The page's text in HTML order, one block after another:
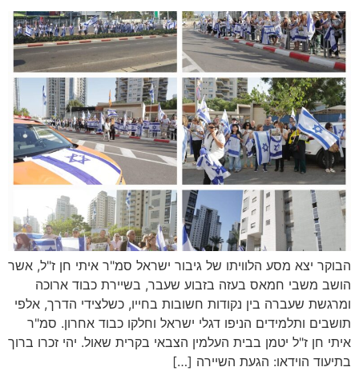
הבוקר יצא מסע הלוויתו של גיבור ישראל סמ"ר איתי חן ז"ל, אשר
הושב משבי חמאס בעזה בזבוע שעבר, בשיירת כבוד ארוכה
ומרגשת שעברה בין נקודות חשובות בחייו, כשלצידי הדרך, אלפי
תושבים ותלמידים הניפו דגלי ישראל וחלקו כבוד אחרון. סמ"ר
איתי חן ז"ל יטמן בבית העלמין הצבאי בקרית שאול. יהי זכרו ברוך
בתיעוד הוידאו: הגעת השיירה […]